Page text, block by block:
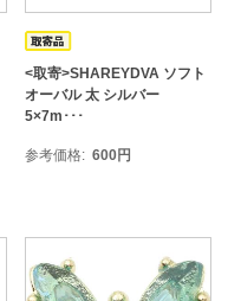
<取寄>SHAREYDVA ソフト
オーバル 太 シルバー
5×7m･･･
参考価格 600円